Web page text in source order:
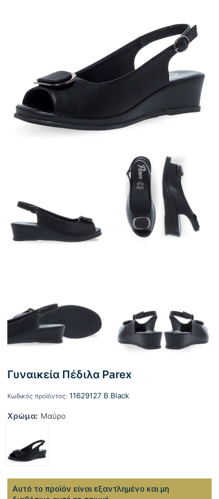
Γυναικεία Πέδιλα Parex
Κωδικός προϊόντος: 11629127 B Black
Χρώμα: Μαύρο
Αυτό το προϊόν είναι εξαντλημένο και μη